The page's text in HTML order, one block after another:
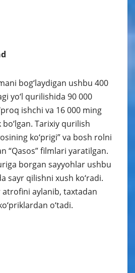
bog‘laydigan ushbu 400
yo‘l qurilishida 90 000
ishchi va 16 000 ming
Tarixiy qurilish
ko‘prigi” va bosh rolni
“Qasos” filmlari yaratilgan.
borgan sayyohlar ushbu
sayr qilishni xush ko‘radi.
atrofini aylanib, taxtadan
o‘tadi.